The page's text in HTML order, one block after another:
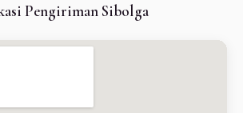
Pengiriman Sibolga